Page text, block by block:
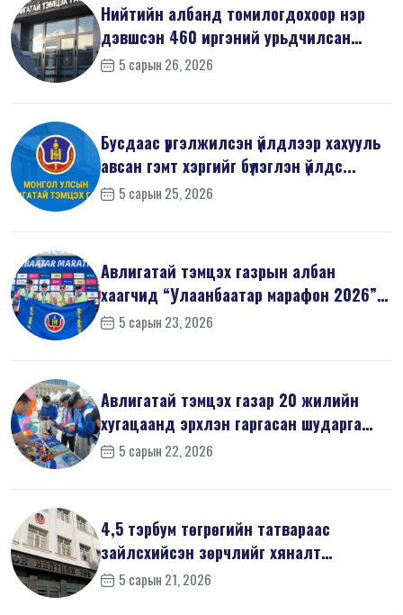
Нийтийн албанд томилогдохоор нэр
дэвшсэн 460 иргэний урьдчилсан
мэдүүл...
5 сарын 26, 2026
Бусдаас үргэлжилсэн үйлдлээр хахууль
авсан гэмт хэргийг бүлэглэн үйлдс...
5 сарын 25, 2026
Авлигатай тэмцэх газрын албан
хаагчид “Улаанбаатар марафон 2026”-
д оро...
5 сарын 23, 2026
Авлигатай тэмцэх газар 20 жилийн
хугацаанд эрхлэн гаргасан шударга
ёсн...5 сарын 22, 2026
4,5 тэрбум төгрөгийн татвараас
зайлсхийсэн зөрчлийг хяналт
шалгалтаар ...
5 сарын 21, 2026